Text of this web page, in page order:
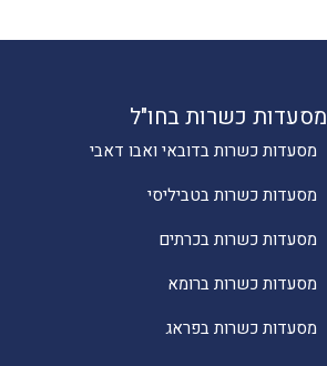
מסעדות כשרות בחו"ל
מסעדות כשרות בדובאי ואבו דאבי
מסעדות כשרות בטביליסי
מסעדות כשרות בכרתים
מסעדות כשרות ברומא
מסעדות כשרות בפראג